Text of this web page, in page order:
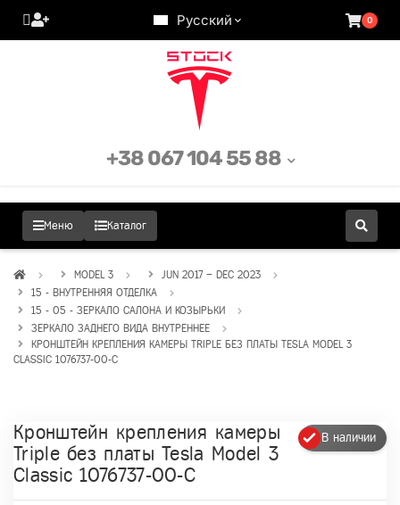
Русский 0
Меню Каталог
+38 067 104 55 88
MODEL 3
JUN 2017 – DEC 2023
15 - ВНУТРЕННЯЯ ОТДЕЛКА
15 - 05 - ЗЕРКАЛО САЛОНА И КОЗЫРЬКИ
ЗЕРКАЛО ЗАДНЕГО ВИДА ВНУТРЕННЕЕ
КРОНШТЕЙН КРЕПЛЕНИЯ КАМЕРЫ TRIPLE БЕЗ ПЛАТЫ TESLA MODEL 3
CLASSIC 1076737-00-C
В наличии
Кронштейн крепления камеры
Triple без платы Tesla Model 3
Classic 1076737-00-C